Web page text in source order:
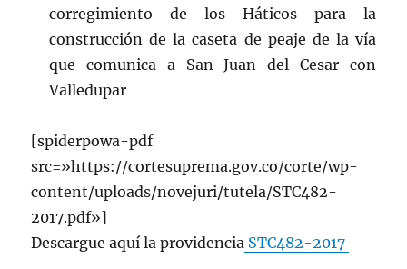
corregimiento de los Háticos para la
construcción de la caseta de peaje de la vía
que comunica a San Juan del Cesar con
Valledupar
[spiderpowa-pdf
src=»https://cortesuprema.gov.co/corte/wp-
content/uploads/novejuri/tutela/STC482-
2017.pdf»]
Descargue aquí la providencia STC482-2017